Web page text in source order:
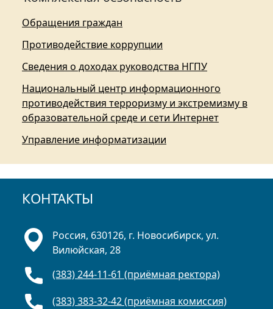
Обращения граждан
Противодействие коррупции
Сведения о доходах руководства НГПУ
Национальный центр информационного
противодействия терроризму и экстремизму в
образовательной среде и сети Интернет
Управление информатизации
КОНТАКТЫ
Россия, 630126, г. Новосибирск, ул.
Вилюйская, 28
(383) 244-11-61 (приёмная ректора)
(383) 383-32-42 (приёмная комиссия)